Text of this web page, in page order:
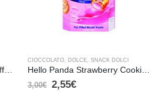
Airheads Blue Raspberry Taffy Candy – 15,6 gr
CIOCCOLATO, DOLCE, SNACK DOLCI
Hello Panda Strawberry Cookies
3,00€ 2,55€